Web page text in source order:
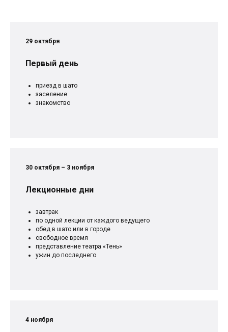
29 октября
Первый день
приезд в шато
заселение
знакомство
30 октября – 3 ноября
Лекционные дни
завтрак
по одной лекции от каждого ведущего
обед в шато или в городе
свободное время
представление театра «Тень»
ужин до последнего
4 ноября